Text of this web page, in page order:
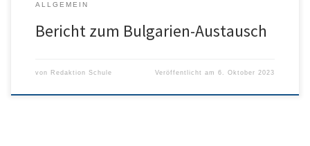
ALLGEMEIN
Bericht zum Bulgarien-Austausch
von Redaktion Schule Veröffentlicht am6. Oktober 2023